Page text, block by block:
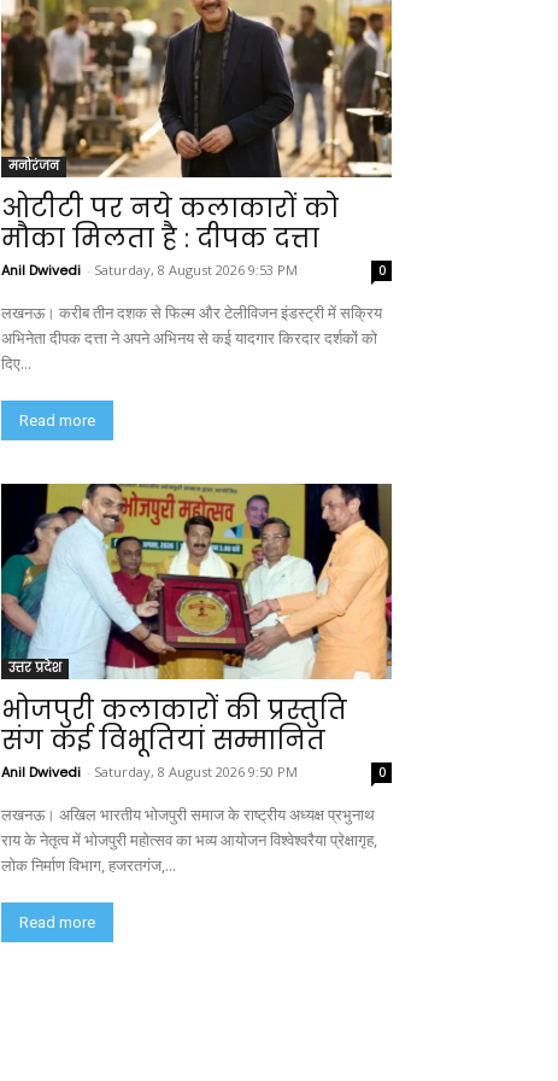
मनोरंजन
ओटीटी पर नये कलाकारों को
मौका मिलता है : दीपक दत्ता
Anil Dwivedi - Saturday, 8 August 2026 9:53 PM 0
लखनऊ। करीब तीन दशक से फिल्म और टेलीविजन इंडस्ट्री में सक्रिय
अभिनेता दीपक दत्ता ने अपने अभिनय से कई यादगार किरदार दर्शकों को
दिए...
Read more
उत्तर प्रदेश
भोजपुरी कलाकारों की प्रस्तुति
संग कई विभूतियां सम्मानित
Anil Dwivedi - Saturday, 8 August 2026 9:50 PM 0
लखनऊ। अखिल भारतीय भोजपुरी समाज के राष्ट्रीय अध्यक्ष प्रभुनाथ
राय के नेतृत्व में भोजपुरी महोत्सव का भव्य आयोजन विश्वेश्वरैया प्रेक्षागृह,
लोक निर्माण विभाग, हजरतगंज,...
Read more